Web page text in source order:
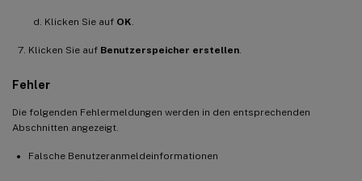
Klicken Sie auf OK
Klicken Sie auf Benutzerspeicher erstellen
Fehler
Die folgenden Fehlermeldungen werden in den entsprechenden
Abschnitten angezeigt.
Falsche Benutzeranmeldeinformationen